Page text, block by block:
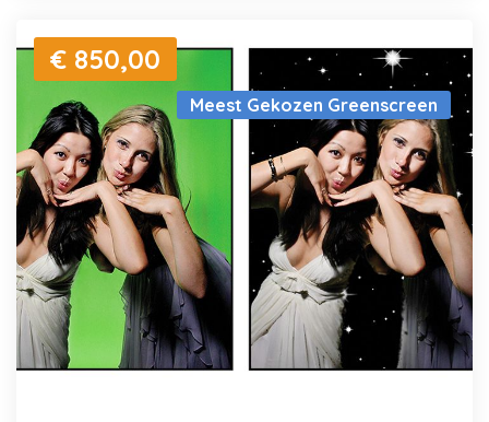
Meest Gekozen Greenscreen
€ 850,00